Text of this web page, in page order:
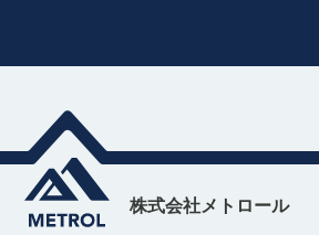
株式会社メトロール